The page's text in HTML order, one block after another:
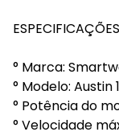
° Marca:
° Modelo: Austin
° Potência do
° Velocidade